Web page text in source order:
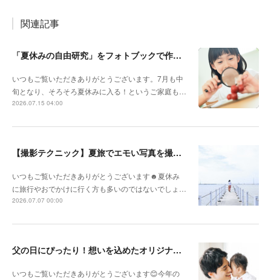
関連記事
「夏休みの自由研究」をフォトブックで作ろう🔎
いつもご覧いただきありがとうございます。7月も中
旬となり、そろそろ夏休みに入る！というご家庭も…
2026.07.15 04:00
【撮影テクニック】夏旅でエモい写真を撮るポイント！
いつもご覧いただきありがとうございます☻夏休み
に旅行やおでかけに行く方も多いのではないでしょ…
2026.07.07 00:00
父の日にぴったり！想いを込めたオリジナルギフトを贈ろう🎁
いつもご覧いただきありがとうございます😊今年の